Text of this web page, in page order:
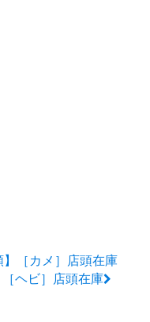
】［カメ］店頭在庫
［ヘビ］店頭在庫